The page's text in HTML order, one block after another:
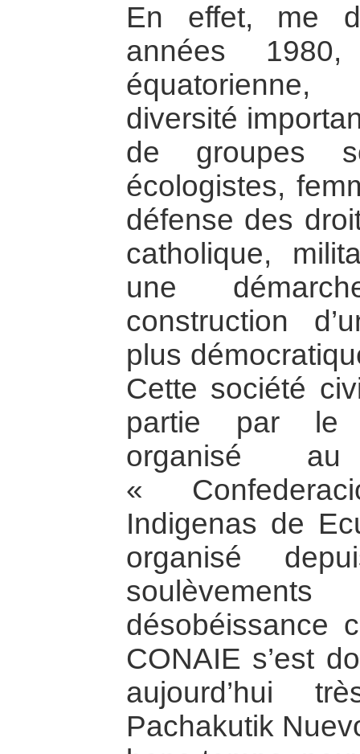
En effet, me
années
diversité
de groupes
écologistes,
défense des
catholique,
une
construction
plus
Cette société
partie par le
organisé
«
Indigenas de
organisé
soulèvements
désobéissance
CONAIE s’est
aujourd’hui
Pachakutik